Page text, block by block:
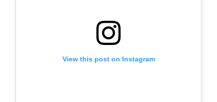
View this post on Instagram